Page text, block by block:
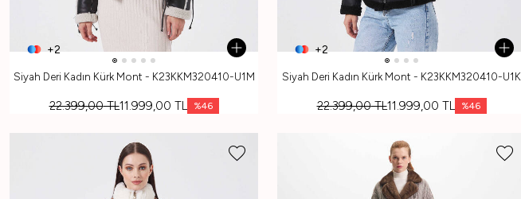
+2
Siyah Deri Kadın Kürk Mont - K23KKM320410-U1M
22.399,00TL11.999,00 TL %46
+2
Siyah Deri Kadın Kürk Mont - K23KKM320410-U1K
22.399,00TL11.999,00 TL %46